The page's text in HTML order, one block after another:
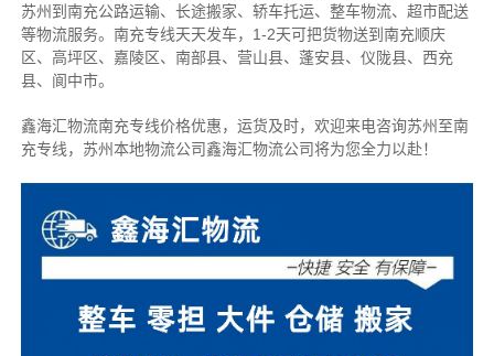
苏州到南充公路运输、长途搬家、轿车托运、整车物流、超市配送
等物流服务。 南充专线天天发车，1-2天可把货物送到南充顺庆
区、高坪区、嘉陵区、南部县、营山县、蓬安县、仪陇县、西充
县、阆中市。
鑫海汇物流南充专线价格优惠，运货及时，欢迎来电咨询苏州至南
充专线，苏州本地物流公司鑫海汇物流公司将为您全力以赴！